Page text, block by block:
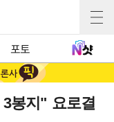
포토
봉지" 요로결